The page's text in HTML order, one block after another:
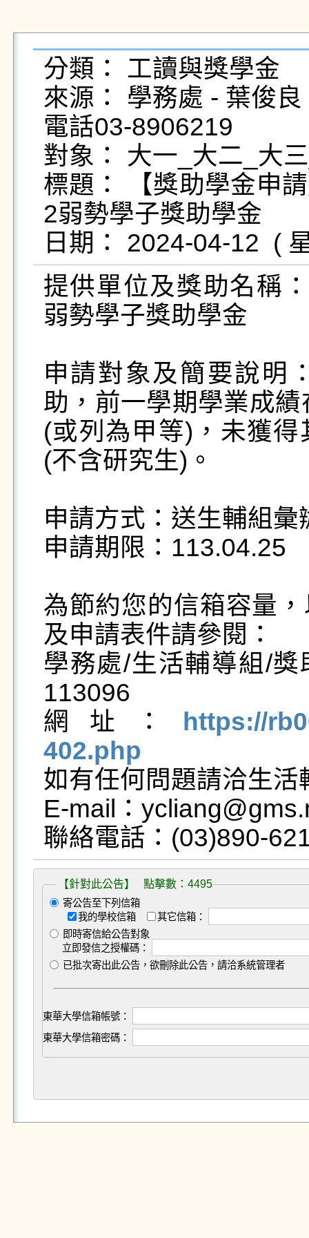
分類： 工讀與獎學金
來源： 學務處 - 葉俊
電話03-8906219
對象： 大一_大二_大
標題： 【獎助學金申
2弱勢學子獎助學金
提供單位及獎助名稱
弱勢學子獎助學金
申請對象及簡要說明
助，前一學期學業成
(或列為甲等)，未獲
(不含研究生)。
申請方式：送生輔組彙
申請期限：113.04.25
為節約您的信箱容量
及申請表件請參閱：
學務處/生活輔導組/
113096
網址：
https://
402.php
如有任何問題請洽生
E-mail：
【針對此公告】 點擊數：4495
寄公告至下列信箱
我的學校信箱
其它信箱：
即時寄信給公告對象
立即發信之授權碼：
已批次寄出此公告，欲刪除此公告，請洽系統管理者
東華大學信箱帳號：
東華大學信箱密碼：